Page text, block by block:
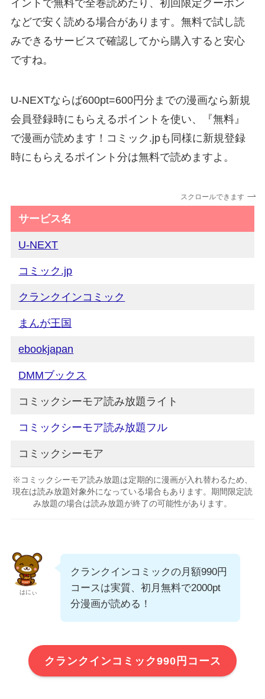
イントで無料で全巻読めたり、初回限定クーポン
などで安く読める場合があります。無料で試し読
みできるサービスで確認してから購入すると安心
ですね。
U-NEXTならば600pt=600円分までの漫画なら新規
会員登録時にもらえるポイントを使い、『無料』
で漫画が読めます！コミック.jpも同様に新規登録
時にもらえるポイント分は無料で読めますよ。
スクロールできます
サービス名
U-NEXT
コミック.jp
クランクインコミック
まんが王国
ebookjapan
DMMブックス
コミックシーモア読み放題ライト
コミックシーモア読み放題フル
コミックシーモア
※コミックシーモア読み放題は定期的に漫画が入れ替わるため、
現在は読み放題対象外になっている場合もあります。期間限定読
み放題の場合は読み放題が終了の可能性があります。
はにぃ
クランクインコミックの月額990円
コースは実質、初月無料で2000pt
分漫画が読める！
クランクインコミック990円コース